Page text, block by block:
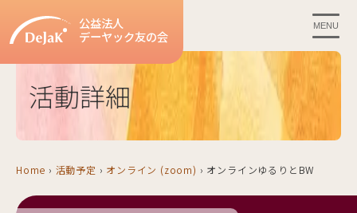
公益法人
デーヤック友の会
MENU
活動詳細
Home › 活動予定 › オンライン (zoom) › オンラインゆるりとBW